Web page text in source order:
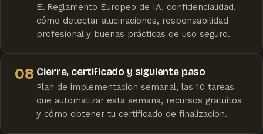
El Reglamento Europeo de IA, confidencialidad,
cómo detectar alucinaciones, responsabilidad
profesional y buenas prácticas de uso seguro.
08 Cierre, certificado y siguiente paso
Plan de implementación semanal, las 10 tareas
que automatizar esta semana, recursos gratuitos
y cómo obtener tu certificado de finalización.